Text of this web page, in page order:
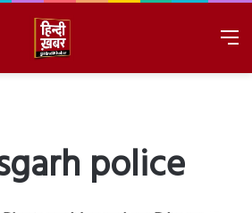
police